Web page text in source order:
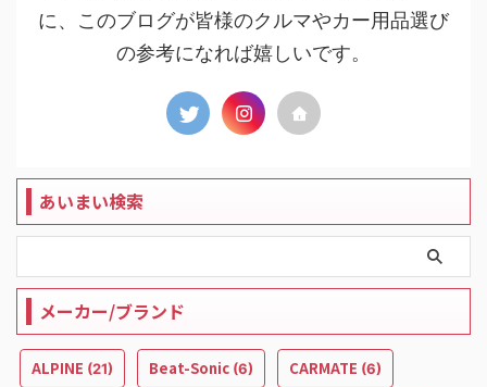
に、このブログが皆様のクルマやカー用品選び
の参考になれば嬉しいです。
あいまい検索
メーカー/ブランド
ALPINE (21) Beat-Sonic (6) CARMATE (6)